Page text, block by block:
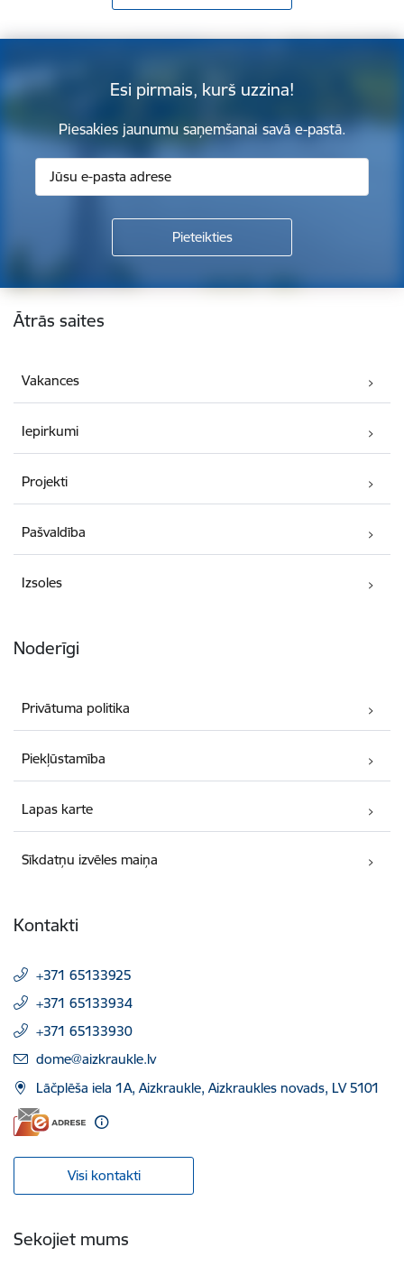
Esi pirmais, kurš uzzina!
Piesakies jaunumu saņemšanai savā e-pastā.
Kājene
Ātrās saites
Vakances
Iepirkumi
Projekti
Pašvaldība
Izsoles
Noderīgi
Privātuma politika
Piekļūstamība
Lapas karte
Sīkdatņu izvēles maiņa
Kontakti
+371 65133925
+371 65133934
+371 65133930
E-pasts:
dome@aizkraukle.lv
Lāčplēša iela 1A, Aizkraukle, Aizkraukles novads, LV 5101
Visi kontakti
Sekojiet mums